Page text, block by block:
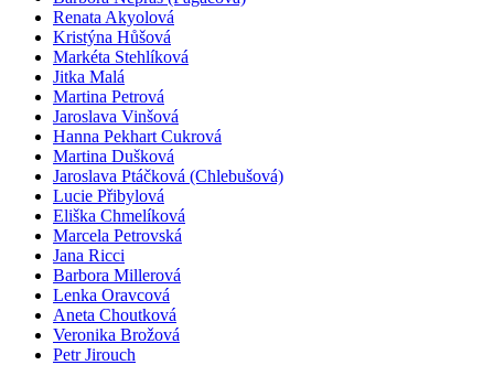
Renata Akyolová
Kristýna Hůšová
Markéta Stehlíková
Jitka Malá
Martina Petrová
Jaroslava Vinšová
Hanna Pekhart Cukrová
Martina Dušková
Jaroslava Ptáčková (Chlebušová)
Lucie Přibylová
Eliška Chmelíková
Marcela Petrovská
Jana Ricci
Barbora Millerová
Lenka Oravcová
Aneta Choutková
Veronika Brožová
Petr Jirouch